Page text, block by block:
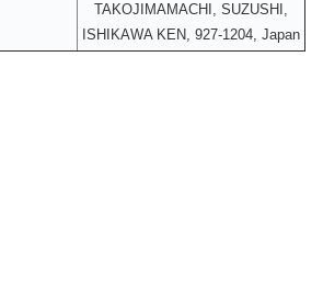
TAKOJIMAMACHI, SUZUSHI,
ISHIKAWA KEN, 927-1204, Japan